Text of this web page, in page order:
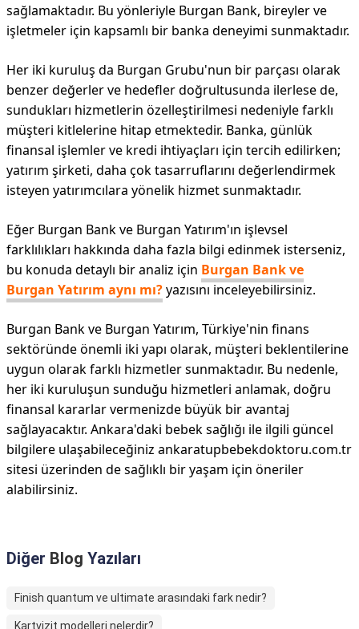
sağlamaktadır. Bu yönleriyle Burgan Bank, bireyler ve
işletmeler için kapsamlı bir banka deneyimi sunmaktadır.
Her iki kuruluş da Burgan Grubu'nun bir parçası olarak
benzer değerler ve hedefler doğrultusunda ilerlese de,
sundukları hizmetlerin özelleştirilmesi nedeniyle farklı
müşteri kitlelerine hitap etmektedir. Banka, günlük
finansal işlemler ve kredi ihtiyaçları için tercih edilirken;
yatırım şirketi, daha çok tasarruflarını değerlendirmek
isteyen yatırımcılara yönelik hizmet sunmaktadır.
Eğer Burgan Bank ve Burgan Yatırım'ın işlevsel
farklılıkları hakkında daha fazla bilgi edinmek isterseniz,
bu konuda detaylı bir analiz için Burgan Bank ve
Burgan Yatırım aynı mı?yazısını inceleyebilirsiniz.
Burgan Bank ve Burgan Yatırım, Türkiye'nin finans
sektöründe önemli iki yapı olarak, müşteri beklentilerine
uygun olarak farklı hizmetler sunmaktadır. Bu nedenle,
her iki kuruluşun sunduğu hizmetleri anlamak, doğru
finansal kararlar vermenizde büyük bir avantaj
sağlayacaktır. Ankara'daki bebek sağlığı ile ilgili güncel
bilgilere ulaşabileceğiniz ankaratupbebekdoktoru.com.tr
sitesi üzerinden de sağlıklı bir yaşam için öneriler
alabilirsiniz.
Diğer Blog Yazıları
Finish quantum ve ultimate arasındaki fark nedir?
Kartvizit modelleri nelerdir?